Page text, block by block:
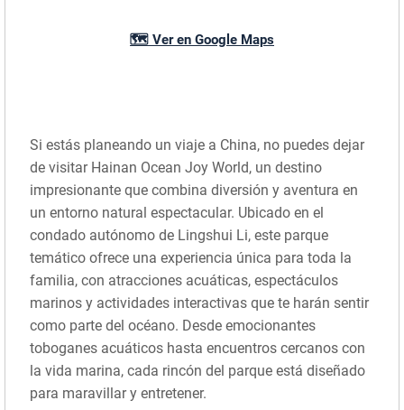
🗺️ Ver en Google Maps
Si estás planeando un viaje a China, no puedes dejar
de visitar Hainan Ocean Joy World, un destino
impresionante que combina diversión y aventura en
un entorno natural espectacular. Ubicado en el
condado autónomo de Lingshui Li, este parque
temático ofrece una experiencia única para toda la
familia, con atracciones acuáticas, espectáculos
marinos y actividades interactivas que te harán sentir
como parte del océano. Desde emocionantes
toboganes acuáticos hasta encuentros cercanos con
la vida marina, cada rincón del parque está diseñado
para maravillar y entretener.